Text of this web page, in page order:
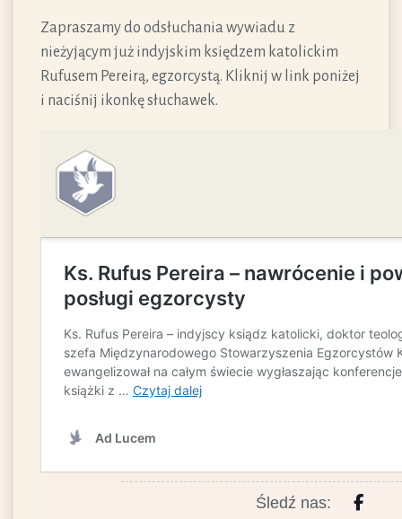
Zapraszamy do odsłuchania wywiadu z
nieżyjącym już indyjskim księdzem katolickim
Rufusem Pereirą, egzorcystą. Kliknij w link poniżej
i naciśnij ikonkę słuchawek.